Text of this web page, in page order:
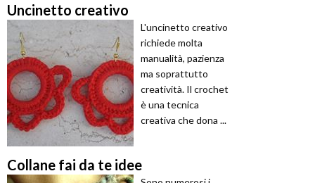
Uncinetto creativo
L'uncinetto creativo
richiede molta
manualità, pazienza
ma soprattutto
creatività. Il crochet
è una tecnica
creativa che dona ...
Collane fai da te idee